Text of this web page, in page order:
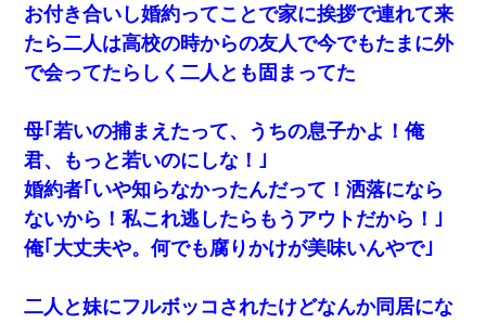
お付き合いし婚約ってことで家に挨拶で連れて来
たら二人は高校の時からの友人で今でもたまに外
で会ってたらしく二人とも固まってた
母｢若いの捕まえたって、うちの息子かよ！俺
君、もっと若いのにしな！｣
婚約者｢いや知らなかったんだって！洒落になら
ないから！私これ逃したらもうアウトだから！｣
俺｢大丈夫や。何でも腐りかけが美味いんやで｣
二人と妹にフルボッコされたけどなんか同居にな